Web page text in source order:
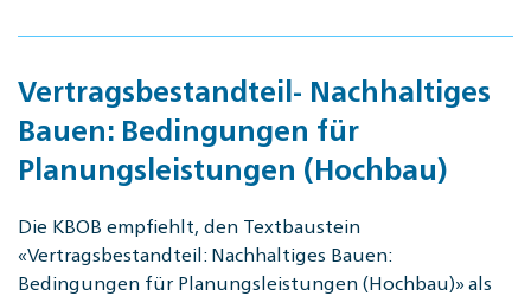
Vertragsbestandteil- Nachhaltiges
Bauen: Bedingungen für
Planungsleistungen (Hochbau)
Die KBOB empfiehlt, den Textbaustein
«Vertragsbestandteil: Nachhaltiges Bauen:
Bedingungen für Planungsleistungen (Hochbau)» als